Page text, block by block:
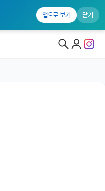
앱으로 보기 닫기